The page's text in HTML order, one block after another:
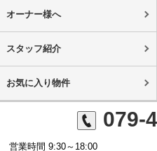
オーナー様へ
スタッフ紹介
お気に入り物件
079-
営業時間 9:30～18:00